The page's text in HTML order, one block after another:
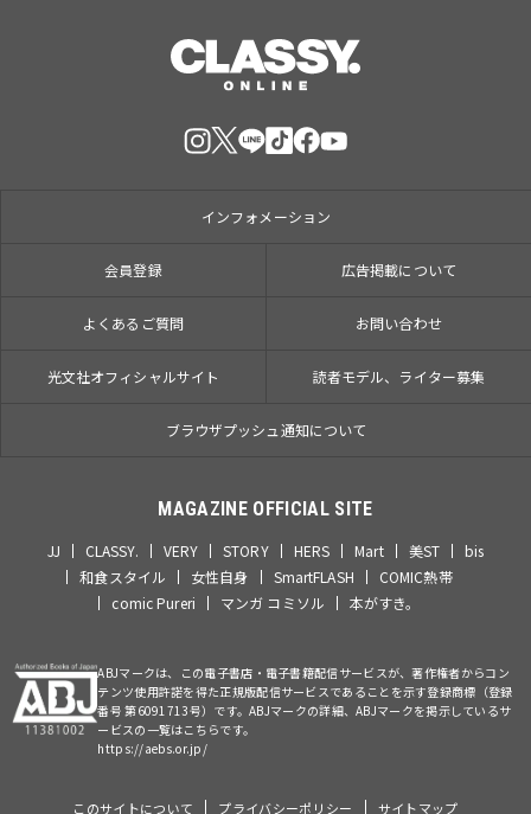
インフォメーション
会員登録 広告掲載について
よくあるご質問 お問い合わせ
光文社オフィシャルサイト 読者モデル、ライター募集
ブラウザプッシュ通知について
MAGAZINE OFFICIAL SITE
JJ CLASSY. VERY STORY HERS Mart 美ST
bis
和食スタイル
女性自身 SmartFLASH
COMIC熱帯
comic Pureri
マンガ コミソル 本がすき。
ABJマークは、この電子書店・電子書籍配信サービスが、著作権者からコン
テンツ使用許諾を得た正規版配信サービスであることを示す登録商標（登録
番号 第6091713号）です。ABJマークの詳細、ABJマークを掲示しているサ
ービスの一覧はこちらです。
https://aebs.or.jp/
このサイトについて プライバシーポリシー サイトマップ